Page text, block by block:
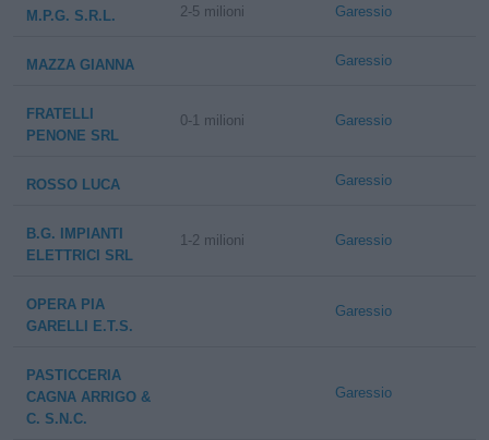
M.P.G. S.R.L. 2-5 milioni Garessio
MAZZA GIANNA Garessio
FRATELLI
PENONE SRL
0-1 milioni Garessio
ROSSO LUCA Garessio
B.G. IMPIANTI
ELETTRICI SRL
1-2 milioni Garessio
OPERA PIA
GARELLI E.T.S.
Garessio
PASTICCERIA
CAGNA ARRIGO &
C. S.N.C.
Garessio